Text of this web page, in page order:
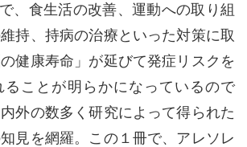
、食生活の改善、運動への取り組
持、持病の治療といった対策に取
健康寿命」が延びて発症リスクを
ることが明らかになっているので
外の数多く研究によって得られた
見を網羅。この１冊で、アレソレ